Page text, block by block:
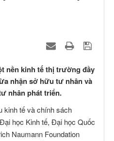
nền kinh tế thị trường đầy
nhận sở hữu tư nhân và
nhân phát triển.
kinh tế và chính sách
học Kinh tế, Đại học Quốc
Naumann Foundation